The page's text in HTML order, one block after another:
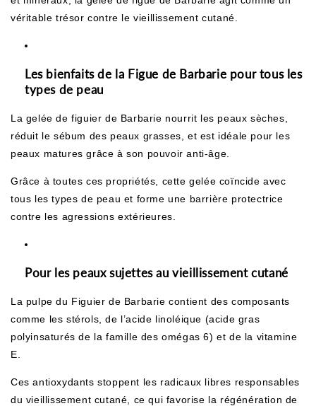
véritable trésor contre le vieillissement cutané.
Les bienfaits de la Figue de Barbarie pour tous les
types de peau
La gelée de figuier de Barbarie nourrit les peaux sèches,
réduit le sébum des peaux grasses, et est idéale pour les
peaux matures grâce à son pouvoir anti-âge.
Grâce à toutes ces propriétés, cette gelée coïncide avec
tous les types de peau et forme une barrière protectrice
contre les agressions extérieures.
Pour les peaux sujettes au vieillissement cutané
La pulpe du Figuier de Barbariecontient des composants
comme les stérols, de l’acide linoléique (acide gras
polyinsaturés de la famille des omégas 6) et de la vitamine
E.
Ces antioxydants stoppent les radicaux libres responsables
du vieillissement cutané, ce qui favorise la régénération de